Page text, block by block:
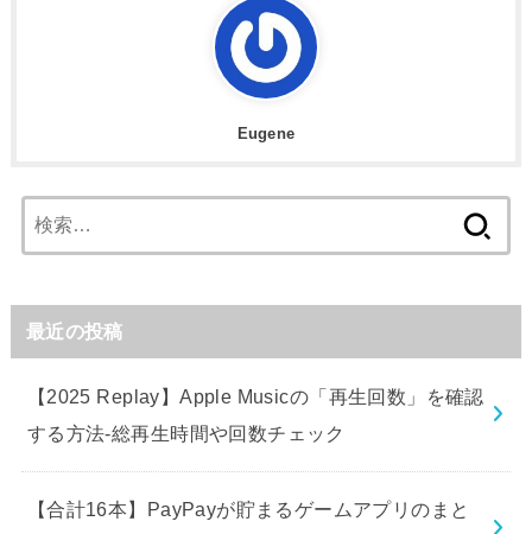
Eugene
索:
最近の投稿
【2025 Replay】Apple Musicの「再生回数」を確認
する方法-総再生時間や回数チェック
【合計16本】PayPayが貯まるゲームアプリのまと